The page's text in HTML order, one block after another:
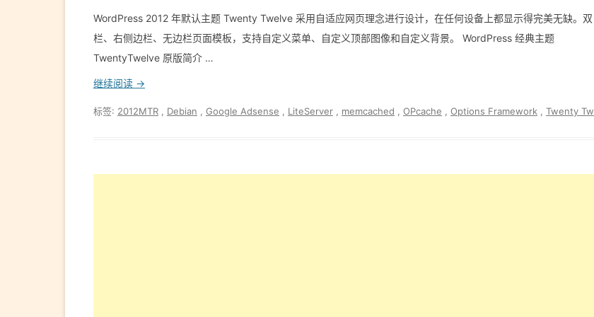
WordPress 2012 年默认主题 Twenty Twelve 采用自适应网页理念进行设计，在任何设备上都显示得完美无缺。双
栏、右侧边栏、无边栏页面模板，支持自定义菜单、自定义顶部图像和自定义背景。 WordPress 经典主题
TwentyTwelve 原版简介 …
继续阅读 →
标签: 2012MTR Debian Google Adsense LiteServer memcached OPcache Options Framework Twenty Twelve